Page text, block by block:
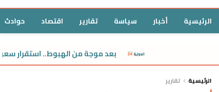
الرئيسية أخبار سياسة تقارير اقتصاد حوادث
بعد موجة من الهبوط.. استقرار سعر
الرئيسية تقارير